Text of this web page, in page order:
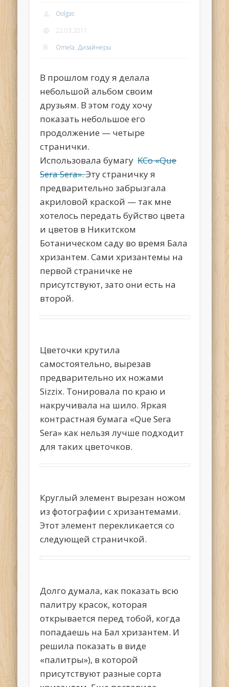
Oolgas
22.03.2011
Omela,Дизайнеры
В прошлом году я делала
небольшой альбом своим
друзьям. В этом году хочу
показать небольшое его
продолжение — четыре
странички.
Использовала бумагуKCo «Que
Sera Sera».Эту страничку я
предварительно забрызгала
акриловой краской — так мне
хотелось передать буйство цвета
и цветов в Никитском
Ботаническом саду во время Бала
хризантем. Сами хризантемы на
первой страничке не
присутствуют, зато они есть на
второй.
Цветочки крутила
самостоятельно, вырезав
предварительно их ножами
Sizzix. Тонировала по краю и
накручивала на шило. Яркая
контрастная бумага «Que Sera
Sera» как нельзя лучше подходит
для таких цветочков.
Круглый элемент вырезан ножом
из фотографии с хризантемами.
Этот элемент перекликается со
следующей страничкой.
Долго думала, как показать всю
палитру красок, которая
открывается перед тобой, когда
попадаешь на Бал хризантем. И
решила показать в виде
«палитры»), в которой
присутствуют разные сорта